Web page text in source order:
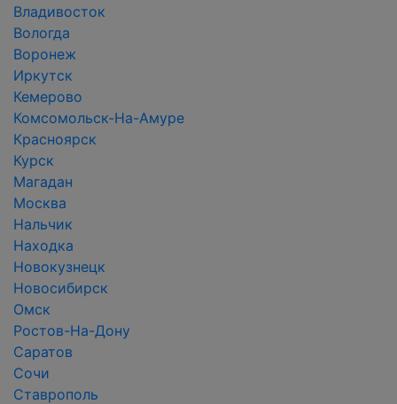
Владивосток
Вологда
Воронеж
Иркутск
Кемерово
Комсомольск-На-Амуре
Красноярск
Курск
Магадан
Москва
Нальчик
Находка
Новокузнецк
Новосибирск
Омск
Ростов-На-Дону
Саратов
Сочи
Ставрополь